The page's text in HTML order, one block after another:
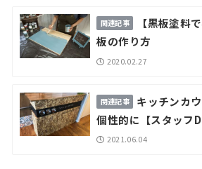
【黒板塗料
板の作り方
2020.02.27
キッチンカ
個性的に【スタッフ
2021.06.04